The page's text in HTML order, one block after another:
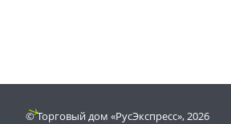
© Торговый дом «РусЭкспресс», 2026